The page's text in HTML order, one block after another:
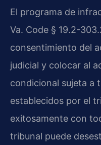
El programa de
Va. Code § 19.2-
consentimiento del
judicial y colocar al
condicional sujeta a
establecidos por el
exitosamente con
tribunal puede